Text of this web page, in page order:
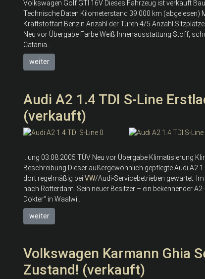
Volkswagen Golf GTI 16V Dieses Fahrzeug ist verkauft
Technische Daten Kilometerstand 39.000 km (abgelesen)
Kraftstoffart Benzin Anzahl der Türen 4/5 Anzahl
Neu vor Übergabe Farbe Weiß Innenausstattung Stoff,
Catania...
weiter
Audi A2 1.4 TDI S-Line
(verkauft)
...ung 03.08.2005 TÜV Neu vor Übergabe Klimatisierung
Beschreibung Dieser außergewöhnlich gepflegte Audi A2
dort regelmäßig bei VW/Audi-Servicebetrieben gewartet.
nach Rotterdam. Sein neuer Besitzer – ein bekennender
Dokter“ in Waalwi...
weiter
Volkswagen Karmann Ghia
Zustand! (verkauft)